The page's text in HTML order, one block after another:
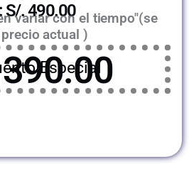
S/. 490.00
variar con el tiempo"(se
actual )
Especial